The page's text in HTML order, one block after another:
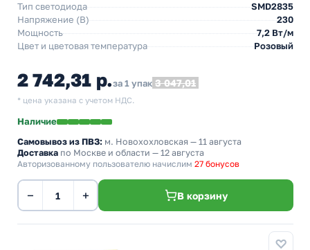
Тип светодиода
SMD2835
Напряжение (В)
230
Мощность
7,2 Вт/м
Цвет и цветовая температура
Розовый
2 742,31 р.за 1 упак 3 047,01
* цена указана с учетом НДС.
Наличие
Самовывоз из ПВЗ: м. Новохохловская — 11 августа
Доставка по Москве и области — 12 августа
Авторизованному пользователю начислим 27 бонусов
− + В корзину